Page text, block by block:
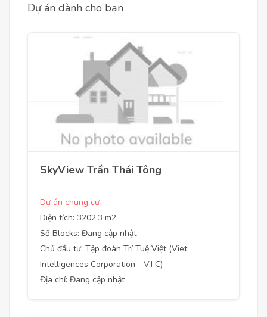
Dự án dành cho bạn
SkyView Trần Thái Tông
Dự án chung cư
Diện tích: 3202,3 m2
Số Blocks: Đang cập nhật
Chủ đầu tư: Tập đoàn Trí Tuệ Việt (Viet
Intelligences Corporation - V.I C)
Địa chỉ: Đang cập nhật